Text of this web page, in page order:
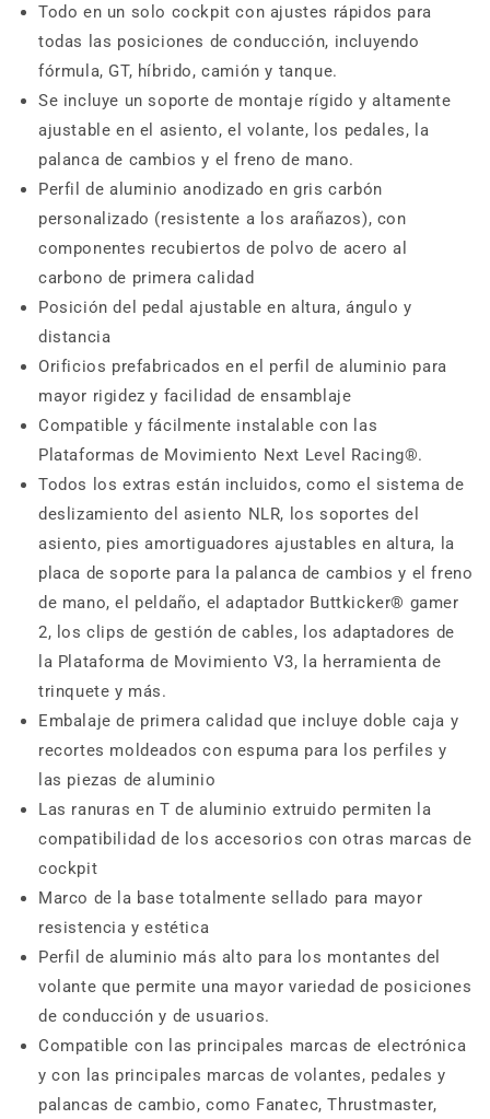
Todo en un solo cockpit con ajustes rápidos para
todas las posiciones de conducción, incluyendo
fórmula, GT, híbrido, camión y tanque.
Se incluye un soporte de montaje rígido y altamente
ajustable en el asiento, el volante, los pedales, la
palanca de cambios y el freno de mano.
Perfil de aluminio anodizado en gris carbón
personalizado (resistente a los arañazos), con
componentes recubiertos de polvo de acero al
carbono de primera calidad
Posición del pedal ajustable en altura, ángulo y
distancia
Orificios prefabricados en el perfil de aluminio para
mayor rigidez y facilidad de ensamblaje
Compatible y fácilmente instalable con las
Plataformas de Movimiento Next Level Racing®.
Todos los extras están incluidos, como el sistema de
deslizamiento del asiento NLR, los soportes del
asiento, pies amortiguadores ajustables en altura, la
placa de soporte para la palanca de cambios y el freno
de mano, el peldaño, el adaptador Buttkicker® gamer
2, los clips de gestión de cables, los adaptadores de
la Plataforma de Movimiento V3, la herramienta de
trinquete y más.
Embalaje de primera calidad que incluye doble caja y
recortes moldeados con espuma para los perfiles y
las piezas de aluminio
Las ranuras en T de aluminio extruido permiten la
compatibilidad de los accesorios con otras marcas de
cockpit
Marco de la base totalmente sellado para mayor
resistencia y estética
Perfil de aluminio más alto para los montantes del
volante que permite una mayor variedad de posiciones
de conducción y de usuarios.
Compatible con las principales marcas de electrónica
y con las principales marcas de volantes, pedales y
palancas de cambio, como Fanatec, Thrustmaster,